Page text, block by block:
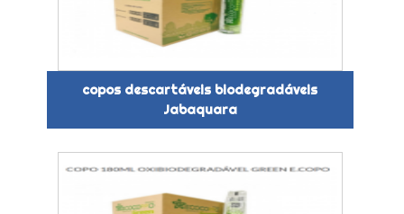
copos descartáveis biodegradáveis
Jabaquara